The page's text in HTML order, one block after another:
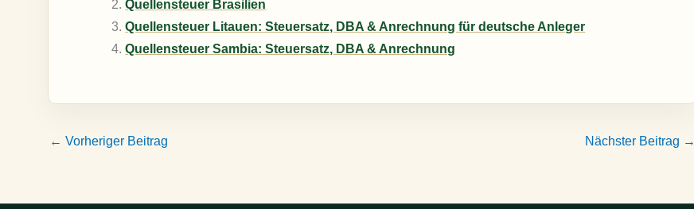
Quellensteuer Brasilien
Quellensteuer Litauen: Steuersatz, DBA & Anrechnung für deutsche Anleger
Quellensteuer Sambia: Steuersatz, DBA & Anrechnung
← Vorheriger Beitrag Nächster Beitrag →